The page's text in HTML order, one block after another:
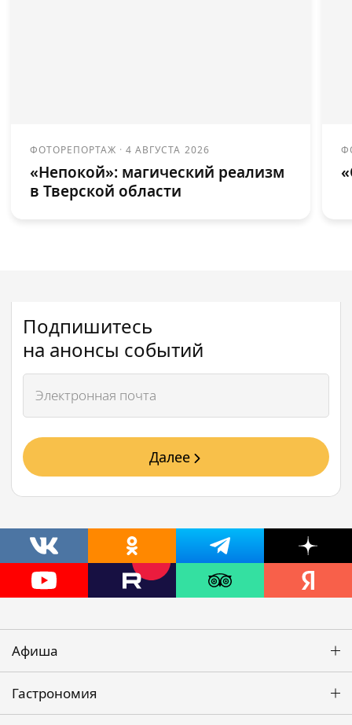
ФОТОРЕПОРТАЖ ·4 АВГУСТА 2026
«Непокой»: магический реализм
в Тверской области
Подпишитесь
на анонсы событий
Далее
Афиша
Гастрономия